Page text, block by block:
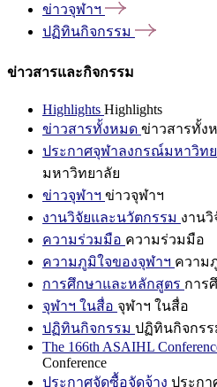
ข่าวจุฬาฯ
ปฏิทินกิจกรรม
ข่าวสารและกิจกรรม
Highlights Highlights
ข่าวสารทั้งหมด ข่าวสารทั้ง
ประกาศจุฬาลงกรณ์มหาวิท
มหาวิทยาลัย
ข่าวจุฬาฯ ข่าวจุฬาฯ
งานวิจัยและนวัตกรรม งาน
ความร่วมมือ ความร่วมมือ
ความภูมิใจของจุฬาฯ ความ
การศึกษาและหลักสูตร การ
จุฬาฯ ในสื่อ จุฬาฯ ในสื่อ
ปฏิทินกิจกรรม ปฏิทินกิจกรร
The 166th ASAIHL
Conference
ประกาศจัดซื้อจัดจ้าง ประกา